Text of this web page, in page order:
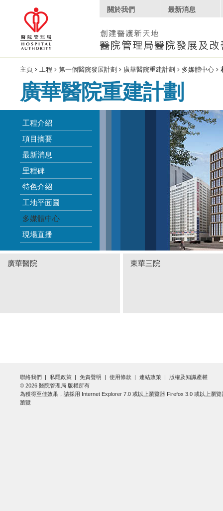
關於我們 最新消息
主頁 工程 第一個醫院發展計劃 廣華醫院重建計劃 多媒體中心
廣華醫院重建計劃
工程介紹
項目摘要
最新消息
里程碑
特色介紹
工地平面圖
多媒體中心
現場直播
廣華醫院 東華三院
聯絡我們 私隱政策 免責聲明 使用條款 連結政策
版權及知識產權
© 2026 醫院管理局 版權所有
為獲得至佳效果，請採用 Internet Explorer 7.0 或以上瀏覽器 Firefox 3.0 或以上瀏
瀏覽